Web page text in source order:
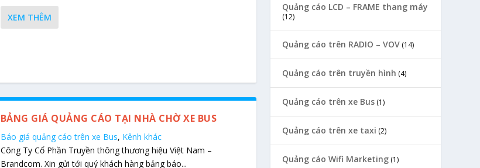
XEM THÊM
BẢNG GIÁ QUẢNG CÁO TẠI NHÀ CHỜ XE BUS
Báo giá quảng cáo trên xe Bus, Kênh khác
Công Ty Cổ Phần Truyền thông thương hiệu Việt Nam –
Brandcom. Xin gửi tới quý khách hàng bảng báo...
Quảng cáo LCD – FRAME thang máy
(12)
Quảng cáo trên RADIO – VOV (14)
Quảng cáo trên truyền hình (4)
Quảng cáo trên xe Bus (1)
Quảng cáo trên xe taxi (2)
Quảng cáo Wifi Marketing (1)